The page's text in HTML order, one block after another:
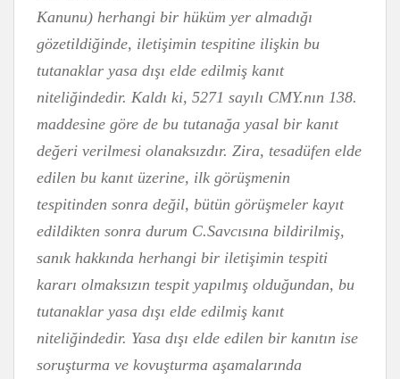
Kanunu) herhangi bir hüküm yer almadığı
gözetildiğinde, iletişimin tespitine ilişkin bu
tutanaklar yasa dışı elde edilmiş kanıt
niteliğindedir. Kaldı ki, 5271 sayılı CMY.nın 138.
maddesine göre de bu tutanağa yasal bir kanıt
değeri verilmesi olanaksızdır. Zira, tesadüfen elde
edilen bu kanıt üzerine, ilk görüşmenin
tespitinden sonra değil, bütün görüşmeler kayıt
edildikten sonra durum C.Savcısına bildirilmiş,
sanık hakkında herhangi bir iletişimin tespiti
kararı olmaksızın tespit yapılmış olduğundan, bu
tutanaklar yasa dışı elde edilmiş kanıt
niteliğindedir. Yasa dışı elde edilen bir kanıtın ise
soruşturma ve kovuşturma aşamalarında